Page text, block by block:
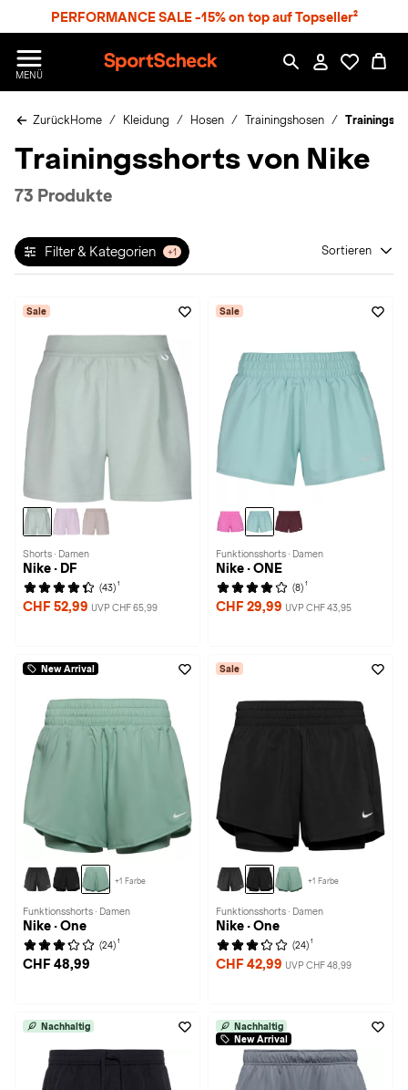
PERFORMANCE SALE -15% on top auf Topseller²
MENÜ
p
r
S
h
k
ZurückHome Kleidung Hosen Trainingshosen
Trainingsshorts von Nike
73 Produkte
Filter & Kategorien +1 Sortieren
Sale
Shorts · Damen
Nike · DF
(43) 1
CHF 52,99 UVP CHF 65,99
Sale
Funktionsshorts · Damen
Nike · ONE
(8) 1
CHF 29,99 UVP CHF 43,95
New Arrival
+1 Farbe
Funktionsshorts · Damen
Nike · One
(24) 1
CHF 48,99
Sale
+1 Farbe
Funktionsshorts · Damen
Nike · One
(24) 1
CHF 42,99 UVP CHF 48,99
Nachhaltig
Nachhaltig
New Arrival